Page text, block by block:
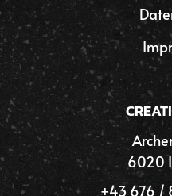
6020
+43 676 /